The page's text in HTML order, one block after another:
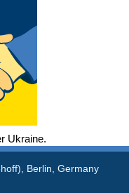
Ukraine.
Berlin, Germany